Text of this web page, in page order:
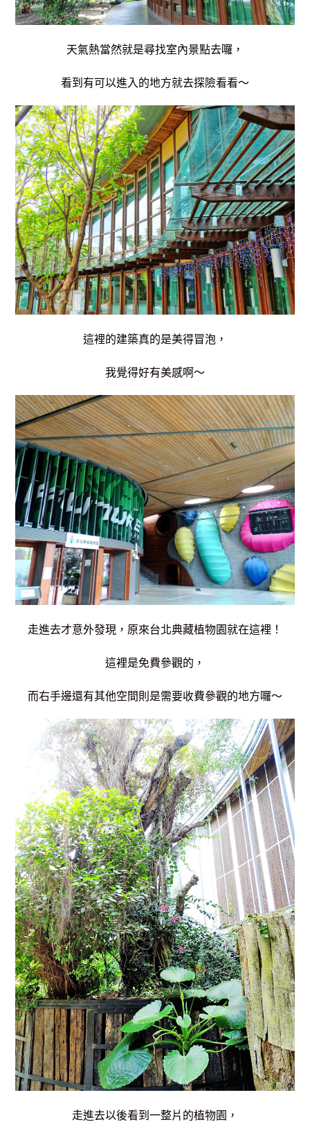
天氣熱當然就是尋找室內景點去囉，
看到有可以進入的地方就去探險看看～
這裡的建築真的是美得冒泡，
我覺得好有美感啊～
走進去才意外發現，原來台北典藏植物園就在這裡！
這裡是免費參觀的，
而右手邊還有其他空間則是需要收費參觀的地方囉～
走進去以後看到一整片的植物園，